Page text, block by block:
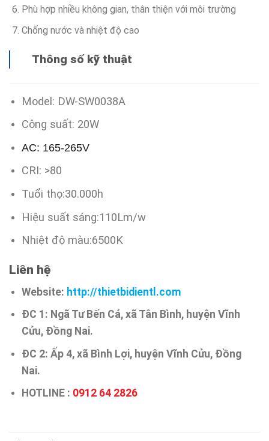
Phù hợp nhiều không gian, thân thiện với môi trường
Chống nước và nhiệt độ cao
Thông số kỹ thuật
Model: DW-SW0038A
Công suất: 20W
AC: 165-265V
CRI: >80
Tuổi thọ:30.000h
Hiệu suất sáng:110Lm/w
Nhiệt độ màu:6500K
Liên hệ
Website: http://thietbidientl.com
ĐC 1: Ngã Tư Bến Cá, xã Tân Bình, huyện Vĩnh
Cửu, Đồng Nai.
ĐC 2: Ấp 4, xã Bình Lợi, huyện Vĩnh Cửu, Đồng
Nai.
HOTLINE : 0912 64 2826